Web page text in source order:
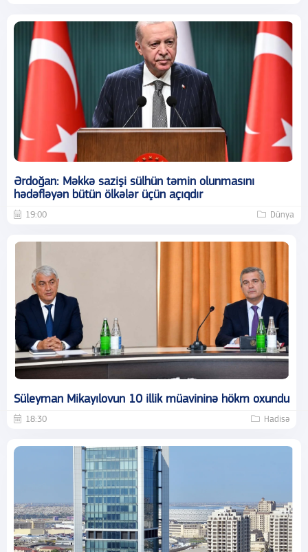
Ərdoğan: Məkkə sazişi sülhün təmin olunmasını
hədəfləyən bütün ölkələr üçün açıqdır
19:00 Dünya
Süleyman Mikayılovun 10 illik müavininə hökm oxundu
18:30 Hadisə